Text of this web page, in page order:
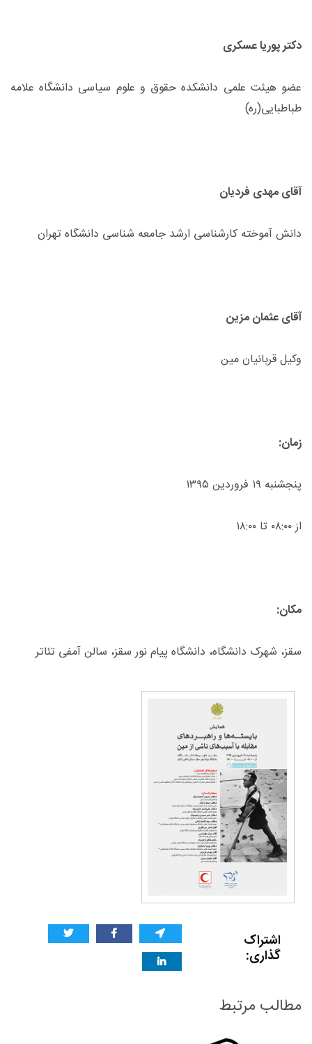
دکتر پوریا عسکری
عضو هیئت علمی دانشکده حقوق و علوم سیاسی دانشگاه علامه
طباطبایی(ره)
آقای مهدی فردیان
دانش آموخته کارشناسی ارشد جامعه شناسی دانشگاه تهران
آقای عثمان مزین
وکیل قربانیان مین
زمان:
پنجشنبه ۱۹ فروردین ۱۳۹۵
از ۰۸:۰۰ تا ۱۸:۰۰
مکان:
سقز، شهرک دانشگاه، دانشگاه پیام نور سقز، سالن آمفی تئاتر
اشتراک
گذاری:
مطالب مرتبط